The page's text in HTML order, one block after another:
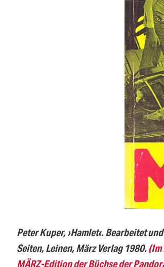
Peter Kuper, ›Hamlet‹. Bearbeitet
Seiten, Leinen, März Verlag 1980.(Im
MÄRZ-Edition der Büchse der